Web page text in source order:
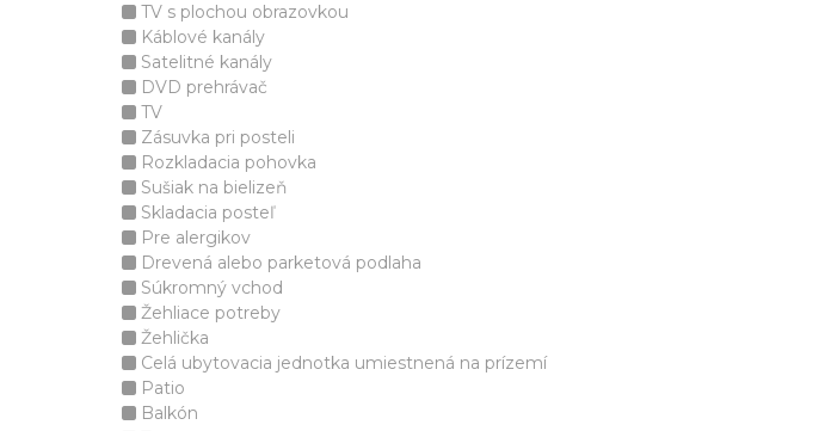
TV s plochou obrazovkou
Káblové kanály
Satelitné kanály
DVD prehrávač
TV
Zásuvka pri posteli
Rozkladacia pohovka
Sušiak na bielizeň
Skladacia posteľ
Pre alergikov
Drevená alebo parketová podlaha
Súkromný vchod
Žehliace potreby
Žehlička
Celá ubytovacia jednotka umiestnená na prízemí
Patio
Balkón